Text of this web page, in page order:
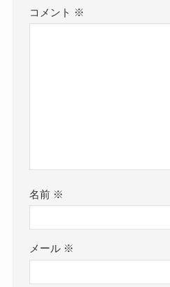
コメント ※
名前 ※
メール ※